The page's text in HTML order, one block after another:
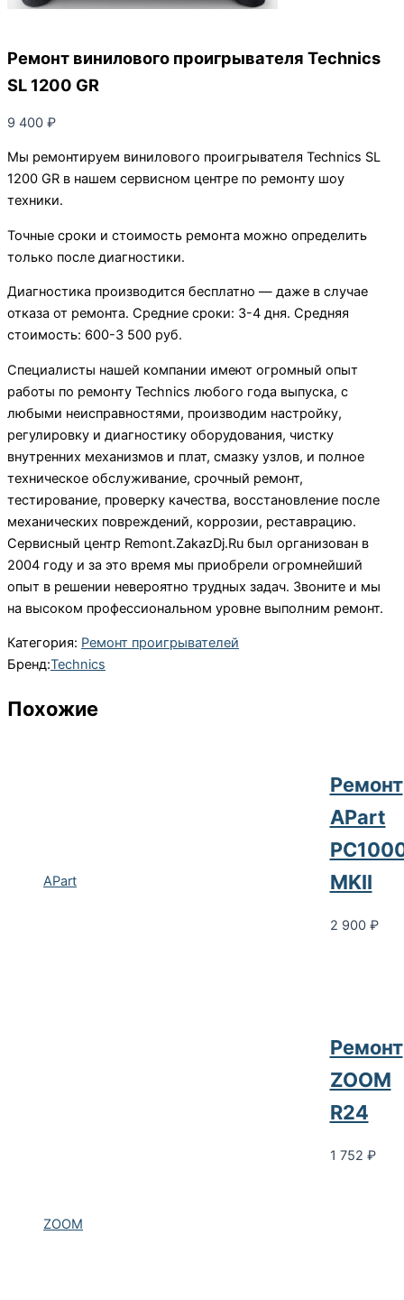
Ремонт винилового проигрывателя Technics
SL 1200 GR
9 400 ₽
Мы ремонтируем винилового проигрывателя Technics SL
1200 GR в нашем сервисном центре по ремонту шоу
техники.
Точные сроки и стоимость ремонта можно определить
только после диагностики.
Диагностика производится бесплатно — даже в случае
отказа от ремонта. Средние сроки: 3-4 дня. Средняя
стоимость: 600-3 500 руб.
Специалисты нашей компании имеют огромный опыт
работы по ремонту Technics любого года выпуска, с
любыми неисправностями, производим настройку,
регулировку и диагностику оборудования, чистку
внутренних механизмов и плат, смазку узлов, и полное
техническое обслуживание, срочный ремонт,
тестирование, проверку качества, восстановление после
механических повреждений, коррозии, реставрацию.
Сервисный центр Remont.ZakazDj.Ru был организован в
2004 году и за это время мы приобрели огромнейший
опыт в решении невероятно трудных задач. Звоните и мы
на высоком профессиональном уровне выполним ремонт.
Категория: Ремонт проигрывателей
Бренд:Technics
Похожие
APart
Ремонт
APart
MKII
2 900 ₽
ZOOM
Ремонт
ZOOM
R24
1 752 ₽